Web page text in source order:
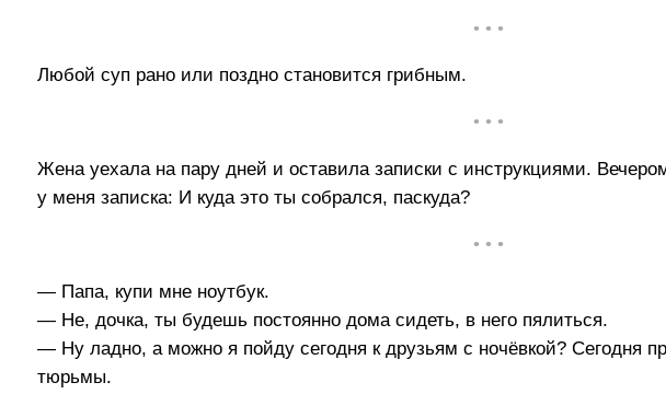
• • •
Любой суп рано или поздно становится грибным.
• • •
Жена уехала на пару дней и оставила записки с инструкциями.
у меня записка: И куда это ты собрался, паскуда?
• • •
— Папа, купи мне ноутбук.
— Не, дочка, ты будешь постоянно дома сидеть, в него пялиться.
— Ну ладно, а можно я пойду сегодня к друзьям с ночёвкой? Сегодня
тюрьмы.